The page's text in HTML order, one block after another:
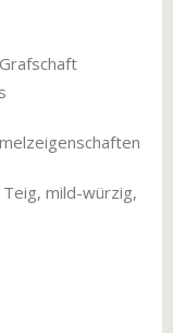
mild-würzig,